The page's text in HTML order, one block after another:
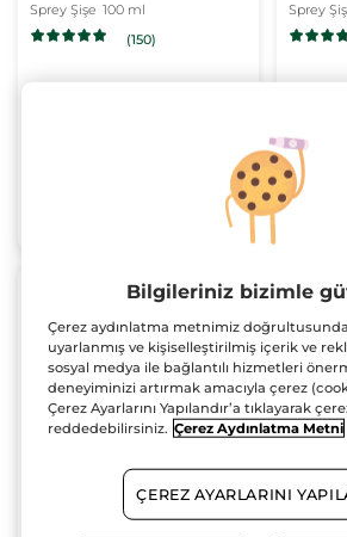
Sprey Şişe 100 ml
(150)
Sprey
Her 1000TLye 300TL
indirim!
Losyonu-Comme Une
Evidence-Kadın
Parfüm-Vegan
Kutu
Bilgileriniz bizimle
Çerez aydınlatma metnimiz
uyarlanmış ve kişiselleştirilmiş içerik ve
sosyal medya ile bağlantılı hizmetleri
deneyiminizi artırmak amacıyla çerez
Çerez Ayarlarını Yapılandır’a tıklayarak
reddedebilirsiniz. Çerez Aydınlatma Metni
ÇEREZ AYARLARINI